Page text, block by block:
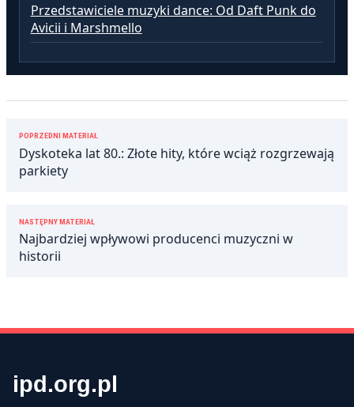
Przedstawiciele muzyki dance: Od Daft Punk do
Avicii i Marshmello
Nawigacja
wpisu
POPRZEDNI MATERIAŁ
Dyskoteka lat 80.: Złote hity, które wciąż rozgrzewają
parkiety
NASTĘPNY MATERIAŁ
Najbardziej wpływowi producenci muzyczni w
historii
ipd.org.pl